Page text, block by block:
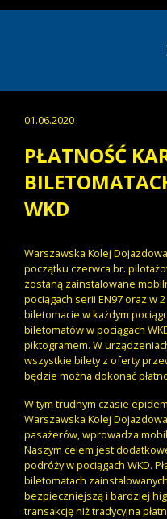
01.06.2020
PŁATNOŚĆ
WKD
Warszawska Kolej
początku czerwca br.
zostaną zainstalowane
pociągach serii EN97 oraz w
biletomacie w każdym
biletomatów w pociągach
piktogramem. W
wszystkie bilety z oferty
będzie można dokonać
W tym trudnym czasie
Warszawska Kolej
pasażerów, wprowadza
Naszym celem jest
podróży w pociągach WKD.
biletomatach
bezpieczniejszą i bardziej
transakcję niż tradycyjna